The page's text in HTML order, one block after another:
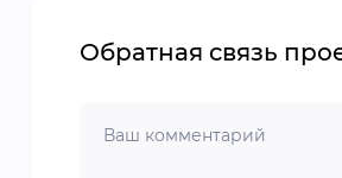
Обратная связь